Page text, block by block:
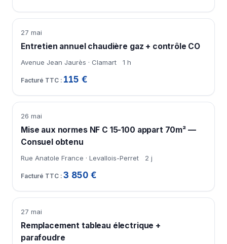
27 mai
Entretien annuel chaudière gaz + contrôle CO
Avenue Jean Jaurès · Clamart 1 h
115 €
26 mai
Mise aux normes NF C 15-100 appart 70m² —
Consuel obtenu
Rue Anatole France · Levallois-Perret 2 j
3 850 €
27 mai
Remplacement tableau électrique +
parafoudre